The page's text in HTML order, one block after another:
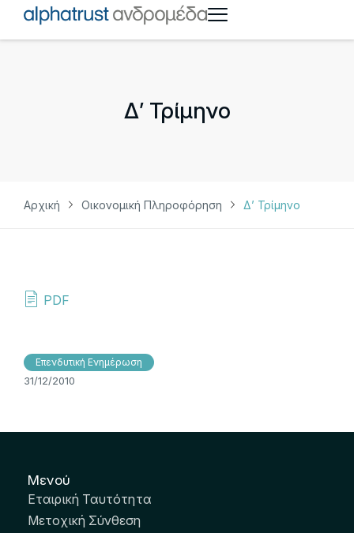
Δ’ Τρίμηνο
Αρχική Οικονομική Πληροφόρηση Δ’ Τρίμηνο
PDF
Επενδυτική Ενημέρωση
31/12/2010
Μενού
Εταιρική Ταυτότητα
Μετοχική Σύνθεση